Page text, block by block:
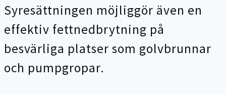
Syresättningen möjliggör även en
effektiv fettnedbrytning på
besvärliga platser som golvbrunnar
och pumpgropar.